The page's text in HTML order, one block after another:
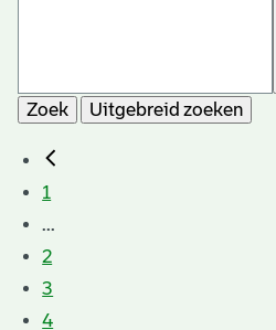
Zoek
Uitgebreid zoeken
1
...
2
3
4